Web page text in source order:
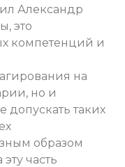
Александр
это
компетенций и
на
но и
допускать таких
образом
часть